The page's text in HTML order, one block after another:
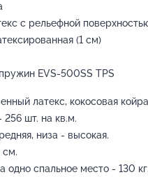
с рельефной
(1 см)
EVS-500SS TPS
латекс, кокосовая
256 шт. на кв.м.
низа - высокая.
см.
одно спальное место - 130 кг.